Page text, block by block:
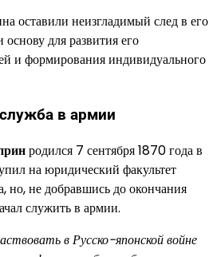
оставили неизгладимый след в его
для развития его
и формирования индивидуального
в армии
родился 7 сентября 1870 года в
на юридический факультет
но, не добравшись до окончания
служить в армии.
в Русско-японской войне